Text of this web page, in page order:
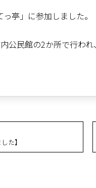
亭」に参加しました。
公民館の2か所で行わ
た】